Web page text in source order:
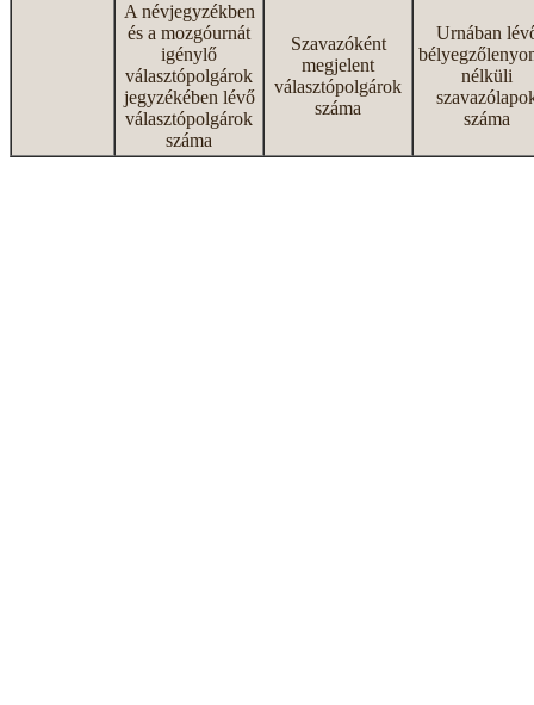
A névjegyzékben
és a mozgóurnát
igénylő
választópolgárok
jegyzékében lévő
választópolgárok
száma
Szavazóként
megjelent
választópolgárok
száma
Urnában
nélküli
száma